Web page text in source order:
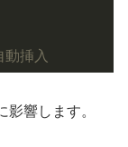
挿入
影響します。